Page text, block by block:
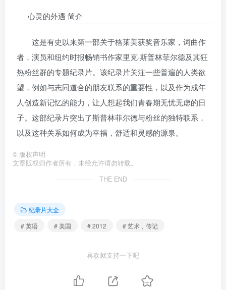
心灵的外遇 简介
这是有史以来第一部关于格莱美获奖音乐家，词曲作
者，演员和纽约时报畅销书作家里克·斯普林菲尔德及其狂
热粉丝群的专题纪录片。该纪录片关注一些普遍的人类欲
望，例如与志同道合的朋友联系的重要性，以及作为成年
人创造新记忆的能力，让人想起我们青春期无忧无虑的日
子。这部纪录片突出了斯普林菲尔德与粉丝的独特联系，
以及这种关系如何成为幸福，舒适和灵感的源泉。
© 版权声明
文章版权归作者所有，未经允许请勿转载。
THE END
纪录片大全
# 英语
# 美国 # 2012 # 艺术，传记
喜欢就支持一下吧